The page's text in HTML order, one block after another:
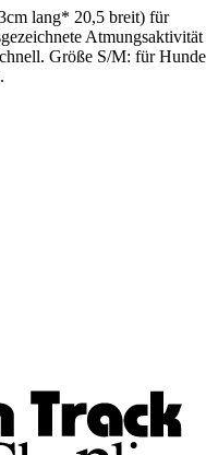
lang* 20,5 breit) für
Atmungsaktivität
Größe S/M: für Hunde